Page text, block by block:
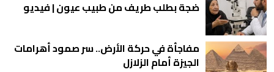
ضجة بطلب طريف من طبيب عيون | فيديو
مفاجأة في حركة الأرض.. سر صمود أهرامات
الجيزة أمام الزلازل